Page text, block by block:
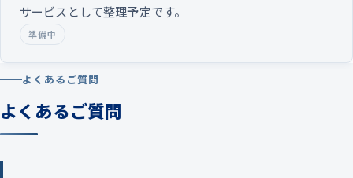
サービスとして整理予定です。
準備中
よくあるご質問
よくあるご質問